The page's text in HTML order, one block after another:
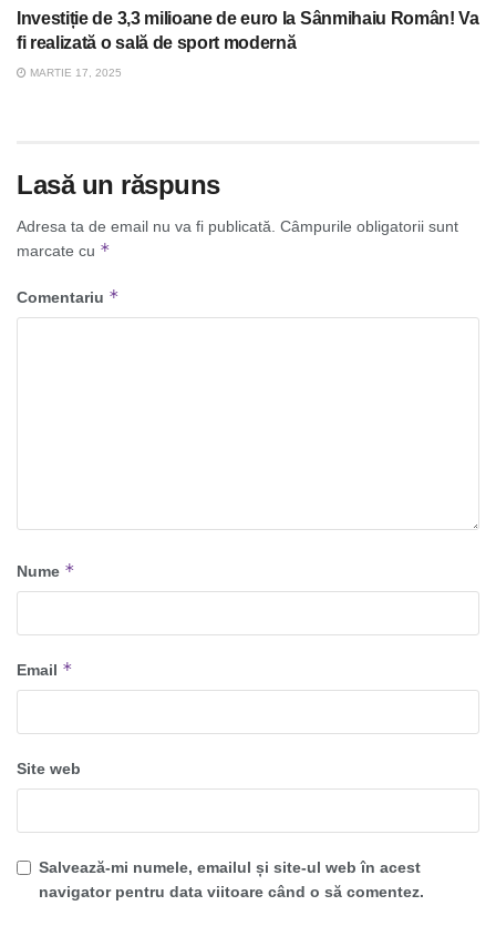
Investiție de 3,3 milioane de euro la Sânmihaiu Român! Va
fi realizată o sală de sport modernă
MARTIE 17, 2025
Lasă un răspuns
Adresa ta de email nu va fi publicată. Câmpurile obligatorii sunt
marcate cu *
Comentariu *
Nume *
Email *
Site web
Salvează-mi numele, emailul și site-ul web în acest
navigator pentru data viitoare când o să comentez.